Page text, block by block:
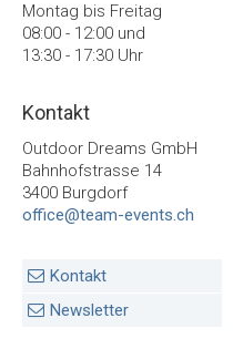
Montag bis Freitag
08:00 - 12:00 und
13:30 - 17:30 Uhr
Kontakt
Outdoor Dreams GmbH
Bahnhofstrasse 14
3400 Burgdorf
office@team-events.ch
Kontakt
Newsletter